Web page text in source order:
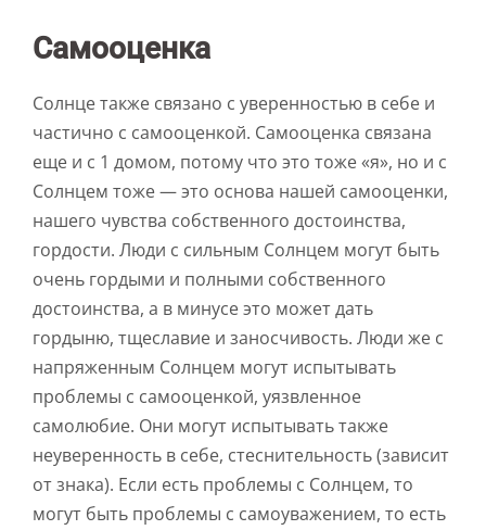
Самооценка
Солнце также связано с уверенностью в себе и
частично с самооценкой. Самооценка связана
еще и с 1 домом, потому что это тоже «я», но и с
Солнцем тоже — это основа нашей самооценки,
нашего чувства собственного достоинства,
гордости. Люди с сильным Солнцем могут быть
очень гордыми и полными собственного
достоинства, а в минусе это может дать
гордыню, тщеславие и заносчивость. Люди же с
напряженным Солнцем могут испытывать
проблемы с самооценкой, уязвленное
самолюбие. Они могут испытывать также
неуверенность в себе, стеснительность (зависит
от знака). Если есть проблемы с Солнцем, то
могут быть проблемы с самоуважением, то есть